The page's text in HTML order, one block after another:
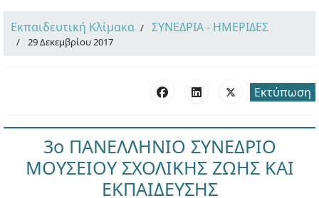
Εκπαιδευτική Κλίμακα ΣΥΝΕΔΡΙΑ - ΗΜΕΡΙΔΕΣ
29 Δεκεμβρίου 2017
Εκτύπωση
3ο ΠΑΝΕΛΛΗΝΙΟ ΣΥΝΕΔΡΙΟ
ΜΟΥΣΕΙΟΥ ΣΧΟΛΙΚΗΣ ΖΩΗΣ ΚΑΙ
ΕΚΠΑΙΔΕΥΣΗΣ